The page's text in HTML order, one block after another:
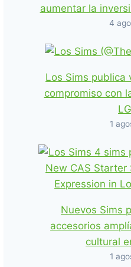
aumentar la
4
Los Sims publica
compromiso con
1
Nuevos Sims
accesorios
cultural
1